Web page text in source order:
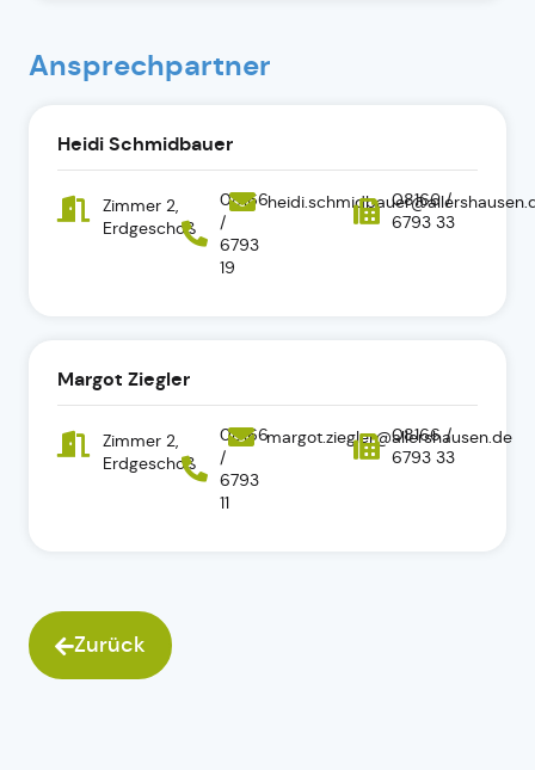
Ansprechpartner
Heidi Schmidbauer
Zimmer 2,
Erdgeschoß
08166
/
6793
19
08166 /
6793 33
Margot Ziegler
Zimmer 2,
Erdgeschoß
08166
/
6793
11
margot.ziegler@allershausen.de
08166 /
6793 33
Zurück